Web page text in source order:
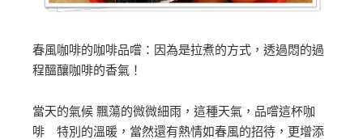
春風咖啡的咖啡品嚐：因為是拉煮的方式，透過悶的過
程醞釀咖啡的香氣！
當天的氣候 飄蕩的微微細雨，這種天氣，品嚐這杯咖
啡 特別的溫暖，當然還有熱情如春風的招待，更增添